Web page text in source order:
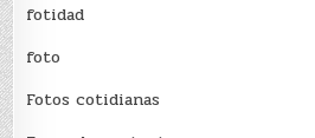
fotidad
foto
Fotos cotidianas